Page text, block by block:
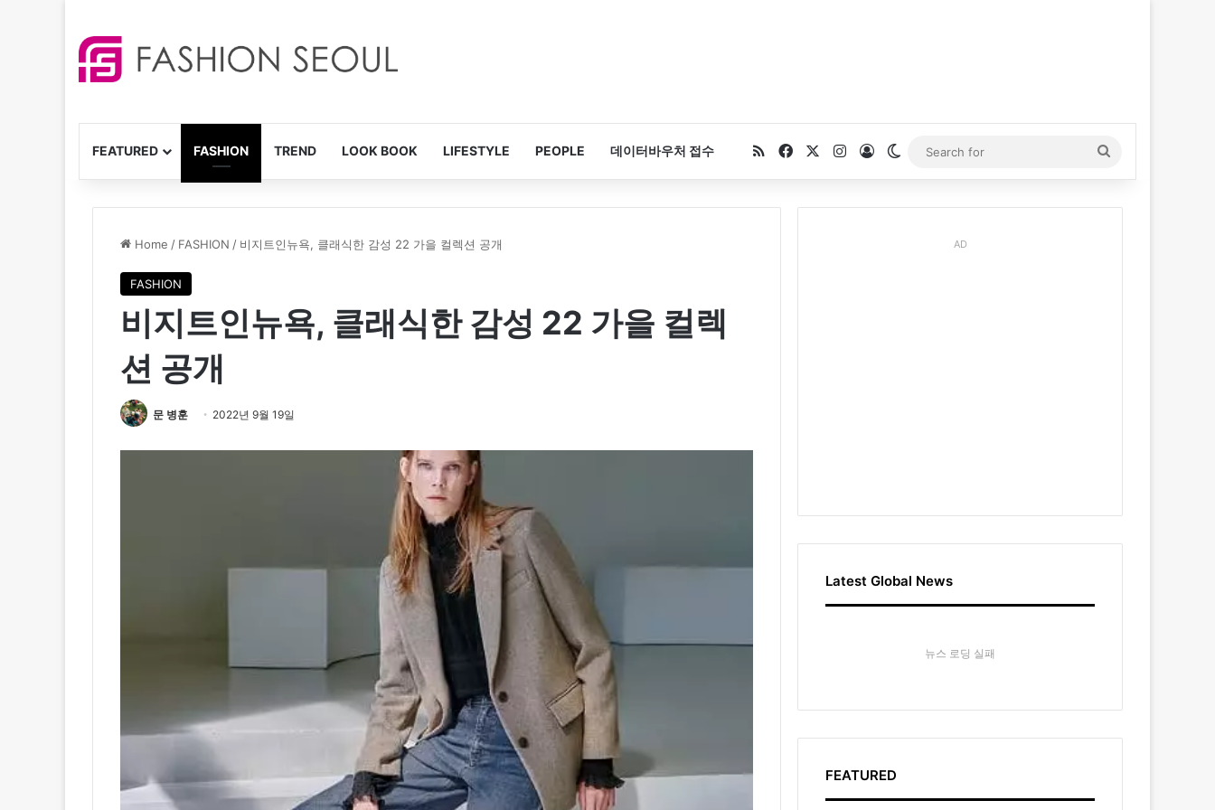
FEATURED FASHION TREND LOOK BOOK LIFESTYLE PEOPLE 데이터바우처 접수 RSSFacebookInstagram
Log InSwitch skin
for
Home / FASHION / 비지트인뉴욕, 클래식한 감성 22 가을 컬렉션 공개
FASHION
비지트인뉴욕, 클래식한 감성 22 가을 컬렉
션 공개
문 병훈 2022년 9월 19일
AD
Latest Global News
뉴스 로딩 실패
FEATURED